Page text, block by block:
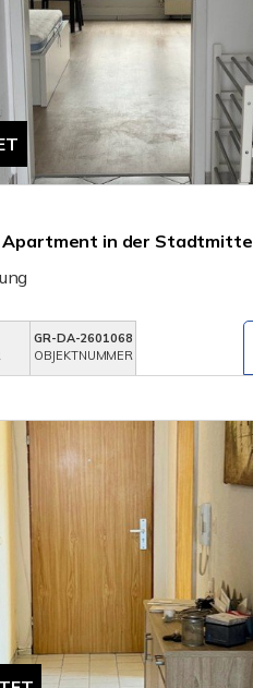
Apartment in der Stadtmitte
GR-DA-2601068
OBJEKTNUMMER